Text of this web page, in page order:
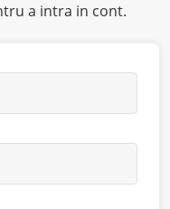
a intra in cont.